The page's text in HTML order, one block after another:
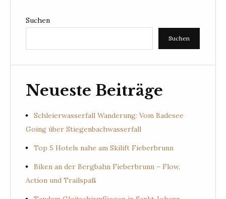
Suchen
Suchen
Neueste Beiträge
Schleierwasserfall Wanderung: Vom Badesee
Going über Stiegenbachwasserfall
Top 5 Hotels nahe am Skilift Fieberbrunn
Biken an der Bergbahn Fieberbrunn – Flow,
Action und Trailspaß